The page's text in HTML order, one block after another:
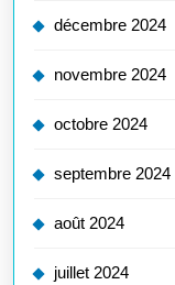
décembre 2024
novembre 2024
octobre 2024
septembre 2024
août 2024
juillet 2024